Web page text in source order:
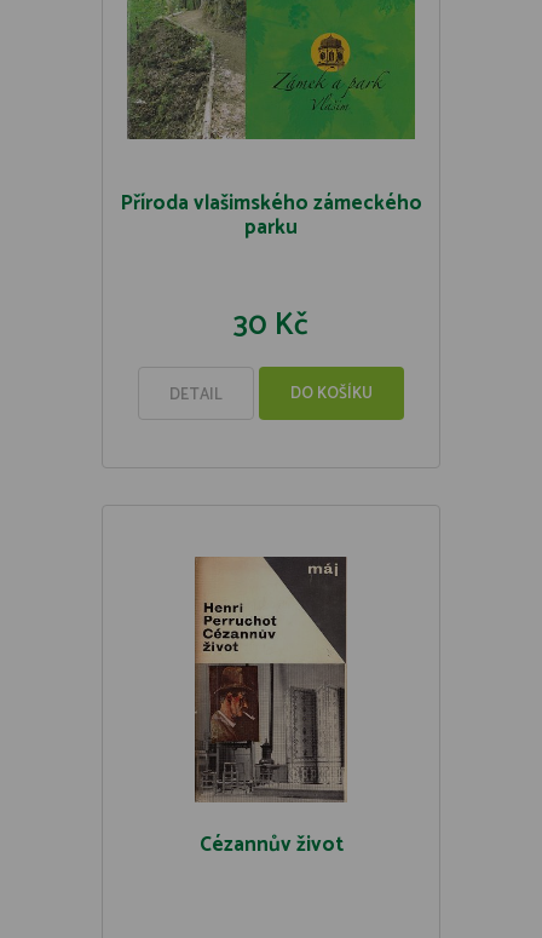
Příroda vlašimského zámeckého
parku
30 Kč
DETAIL DO KOŠÍKU
Cézannův život